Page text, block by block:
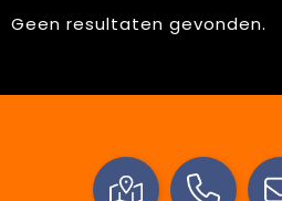
Geen resultaten gevonden.